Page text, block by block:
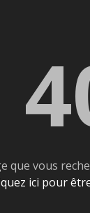
que vous
ici pour